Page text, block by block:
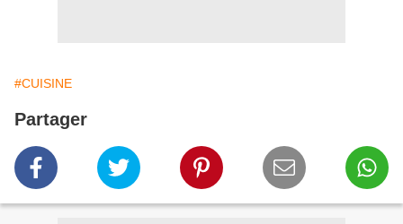
#CUISINE
Partager